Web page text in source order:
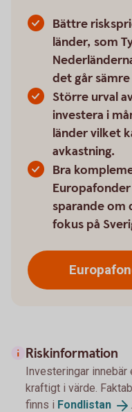
Bättre
länder, som
det går
Större urval
investera i
länder vilket
avkastning.
Bra
sparande om
fokus på
Riskinformation
Investeringar innebär
kraftigt i värde.
finns i Fondlistan .